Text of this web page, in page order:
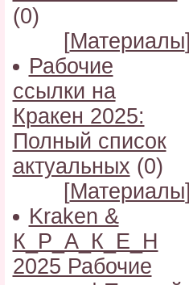
(0)
[Материалы]
Рабочие
ссылки на
Кракен 2025:
Полный список
актуальных (0)
[Материалы]
Kraken &
К_Р_А_К_Е_Н
2025 Рабочие